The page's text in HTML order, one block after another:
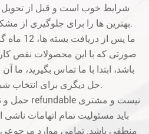
شرایط خوب است و قبل از تحویل
بهترین ها را برای جلوگیری از مشکلات کیفیت خواهیم گرفت.
صورتی که با این محصولات نقص
باشد، ابتدا با ما تماس بگیرید، ما
حل دیگری برای انتخاب شما ارائه خواهیم داد.
باید مسئولیت تمام اتهامات
منطقی باشد. تمامی موارد مرجوعی